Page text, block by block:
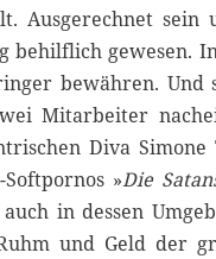
Ausgerechnet sein
gewesen.
bewähren. Und
Mitarbeiter
Diva Simone
»Die
in dessen
und Geld der